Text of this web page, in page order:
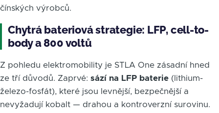
čínských výrobců.
Chytrá bateriová strategie: LFP, cell-to-
body a 800 voltů
Z pohledu elektromobility je STLA One zásadní hned
ze tří důvodů. Zaprvé: sází na LFP baterie (lithium-
železo-fosfát), které jsou levnější, bezpečnější a
nevyžadují kobalt — drahou a kontroverzní surovinu.